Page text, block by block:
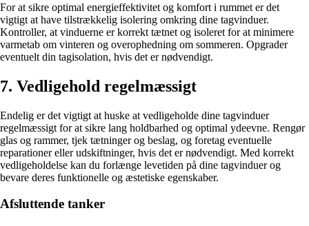
For at sikre optimal energieffektivitet og komfort i rummet er det
vigtigt at have tilstrækkelig isolering omkring dine tagvinduer.
Kontroller, at vinduerne er korrekt tætnet og isoleret for at minimere
varmetab om vinteren og overophedning om sommeren. Opgrader
eventuelt din tagisolation, hvis det er nødvendigt.
7. Vedligehold regelmæssigt
Endelig er det vigtigt at huske at vedligeholde dine tagvinduer
regelmæssigt for at sikre lang holdbarhed og optimal ydeevne. Rengør
glas og rammer, tjek tætninger og beslag, og foretag eventuelle
reparationer eller udskiftninger, hvis det er nødvendigt. Med korrekt
vedligeholdelse kan du forlænge levetiden på dine tagvinduer og
bevare deres funktionelle og æstetiske egenskaber.
Afsluttende tanker